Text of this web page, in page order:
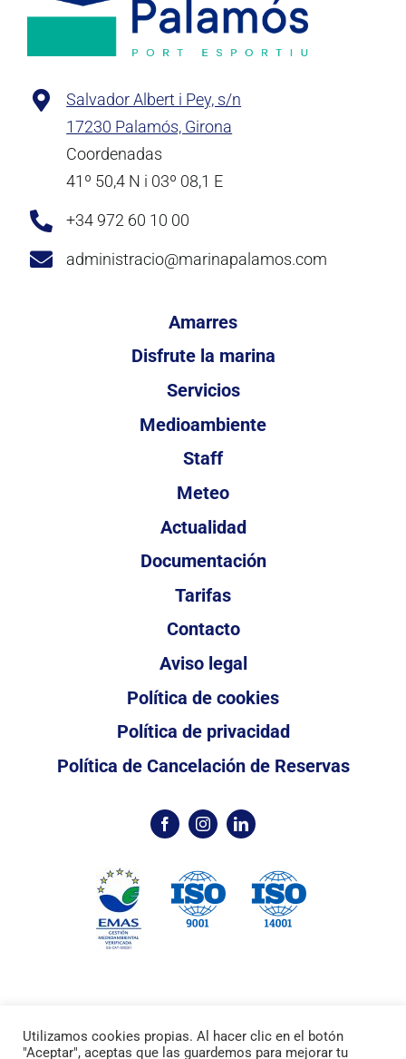
Salvador Albert i Pey, s/n
17230 Palamós, Girona
Coordenadas
41º 50,4 N i 03º 08,1 E
+34 972 60 10 00
administracio@marinapalamos.com
Amarres
Disfrute la marina
Servicios
Medioambiente
Staff
Meteo
Actualidad
Documentación
Tarifas
Contacto
Aviso legal
Política de cookies
Política de privacidad
Política de Cancelación de Reservas
©2024 /Marina PalamósPort Esportiu /Diseño
Utilizamos cookies propias. Al hacer clic en el botón
"Aceptar", aceptas que las guardemos para mejorar tu